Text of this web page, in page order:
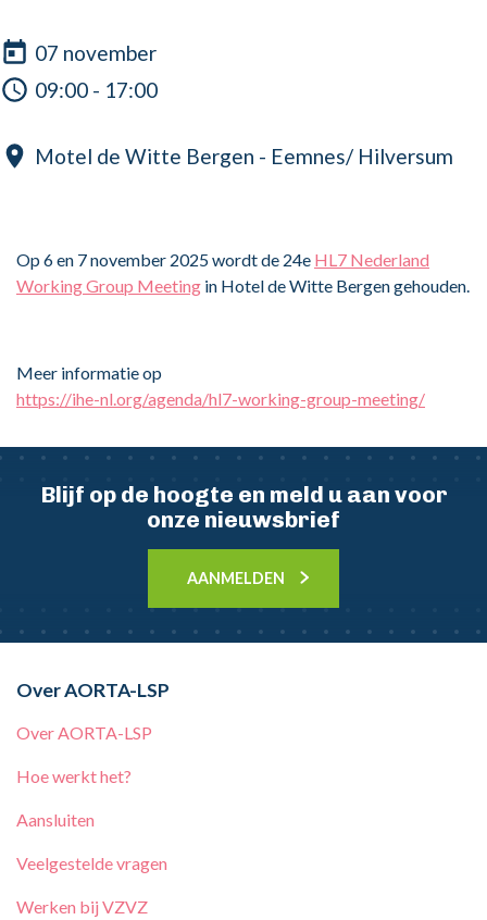
07 november
09:00 - 17:00
Motel de Witte Bergen - Eemnes/ Hilversum
Op 6 en 7 november 2025 wordt de 24e HL7 Nederland
Working Group Meeting in Hotel de Witte Bergen gehouden.
Meer informatie op
https://ihe-nl.org/agenda/hl7-working-group-meeting/
Blijf op de hoogte en meld u aan voor
onze nieuwsbrief
AANMELDEN
Over AORTA-LSP
Over AORTA-LSP
Hoe werkt het?
Aansluiten
Veelgestelde vragen
Werken bij VZVZ